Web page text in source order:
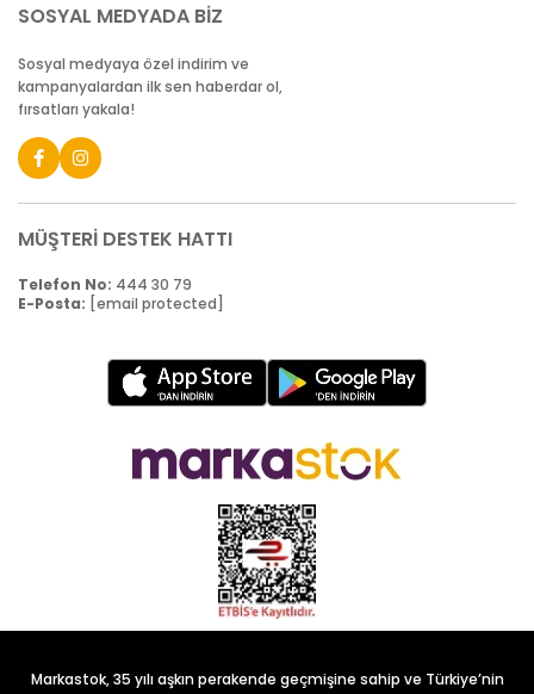
SOSYAL MEDYADA BİZ
Sosyal medyaya özel indirim ve
kampanyalardan ilk sen haberdar ol,
fırsatları yakala!
MÜŞTERİ DESTEK HATTI
Telefon No: 444 30 79
E-Posta: [email protected]
Markastok, 35 yılı aşkın perakende geçmişine sahip ve Türkiye’nin